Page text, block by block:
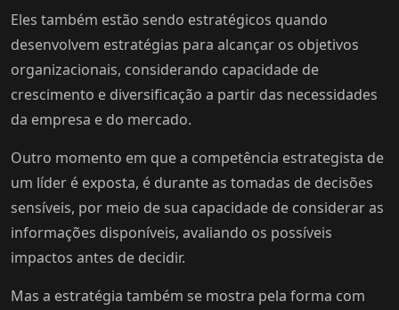
Eles também estão sendo estratégicos quando
desenvolvem estratégias para alcançar os objetivos
organizacionais, considerando capacidade de
crescimento e diversificação a partir das necessidades
da empresa e do mercado.
Outro momento em que a competência estrategista de
um líder é exposta, é durante as tomadas de decisões
sensíveis, por meio de sua capacidade de considerar as
informações disponíveis, avaliando os possíveis
impactos antes de decidir.
Mas a estratégia também se mostra pela forma com